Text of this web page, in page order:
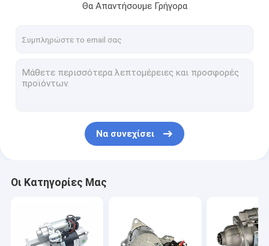
Σχετικά με εμάς
Θα Απαντήσουμε Γρήγορα
Να συνεχίσει
Οι Κατηγορίες Μας